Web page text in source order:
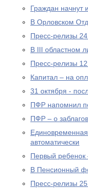
Граждан начнут
В Орловском
Пресс-релизы
В III областном
Пресс-релизы
Капитал – на
31 октября -
ПФР напомнил
ПФР – о
автоматически
Первый ребенок
В Пенсионный
Пресс-релизы